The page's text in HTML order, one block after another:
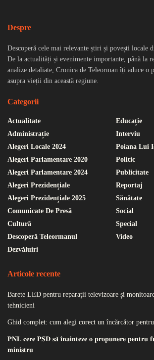
Despre
Descoperă cele mai relevante știri și povești locale
De la actualități și evenimente importante, până la
analize detaliate, Cronica de Teleorman îți aduce o
asupra vieții din această regiune.
Categorii
Actualitate
Administrație
Alegeri Locale 2024
Alegeri Parlamentare 2020
Alegeri Parlamentare 2024
Alegeri Prezidențiale
Alegeri Prezidențiale 2025
Comunicate De Presă
Cultură
Descoperă Teleormanul
Dezvăluiri
Educație
Interviu
Poiana Lui
Politic
Publicitate
Reportaj
Sănătate
Social
Special
Video
Articole recente
Barete LED pentru reparații televizoare și
tehnicieni
Ghid complet: cum alegi corect un încărcător
𝐏𝐍𝐋 𝐜𝐞𝐫𝐞 𝐏𝐒𝐃 𝐬𝐚̆ 𝐢̂𝐧𝐚𝐢𝐧𝐭𝐞𝐳𝐞 𝐨 𝐩𝐫𝐨𝐩𝐮𝐧𝐞𝐫𝐞 𝐩𝐞𝐧𝐭𝐫𝐮
𝐦𝐢𝐧𝐢𝐬𝐭𝐫𝐮